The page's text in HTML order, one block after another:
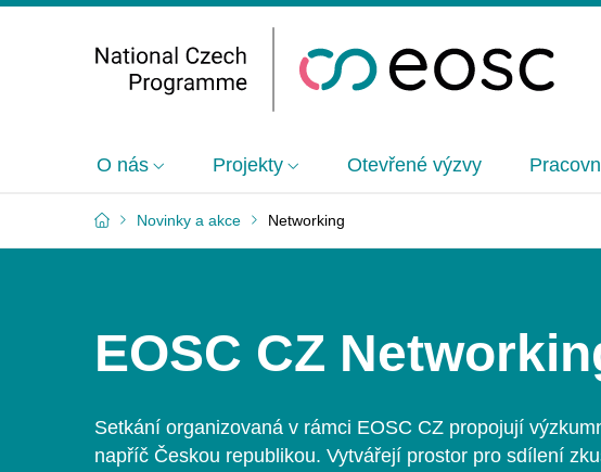
O nás Projekty Otevřené výzvy
Novinky a akce Networking
EOSC CZ
Setkání organizovaná v rámci EOSC CZ propojují
napříč Českou republikou. Vytvářejí prostor pro sdílení